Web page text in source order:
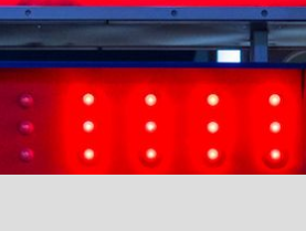
WBC日本代表“敗戦”の真実 選手が明かす...
む将棋